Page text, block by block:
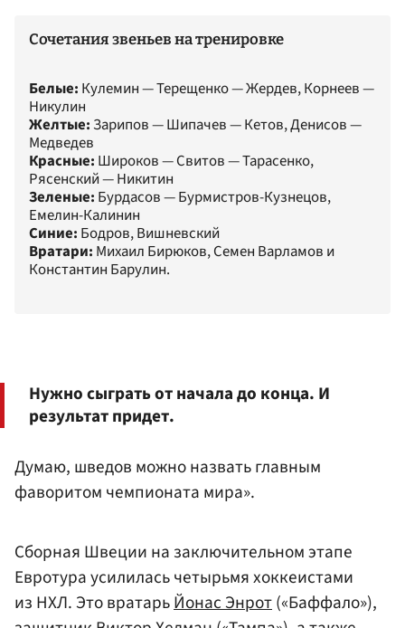
Сочетания звеньев на тренировке
Белые: Кулемин — Терещенко — Жердев, Корнеев —
Никулин
Желтые:Зарипов — Шипачев — Кетов, Денисов —
Медведев
Красные: Широков — Свитов — Тарасенко,
Рясенский — Никитин
Зеленые: Бурдасов — Бурмистров-Кузнецов,
Емелин-Калинин
Синие: Бодров, Вишневский
Вратари: Михаил Бирюков, Семен Варламов и
Константин Барулин.
Нужно сыграть от начала до конца. И
результат придет.
Думаю, шведов можно назвать главным
фаворитом чемпионата мира».
Сборная Швеции на заключительном этапе
Евротура усилилась четырьмя хоккеистами
из НХЛ. Это вратарьЙонас Энрот(«Баффало»),